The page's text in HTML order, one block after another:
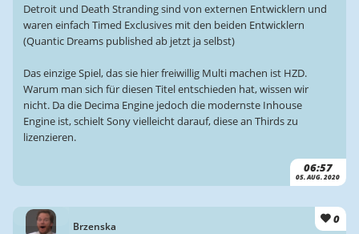
06:57
05. AUG. 2020
Detroit und Death Stranding sind von externen Entwicklern und
waren einfach Timed Exclusives mit den beiden Entwicklern
(Quantic Dreams published ab jetzt ja selbst)
Das einzige Spiel, das sie hier freiwillig Multi machen ist HZD.
Warum man sich für diesen Titel entschieden hat, wissen wir
nicht. Da die Decima Engine jedoch die modernste Inhouse
Engine ist, schielt Sony vielleicht darauf, diese an Thirds zu
lizenzieren.
Brzenska
0